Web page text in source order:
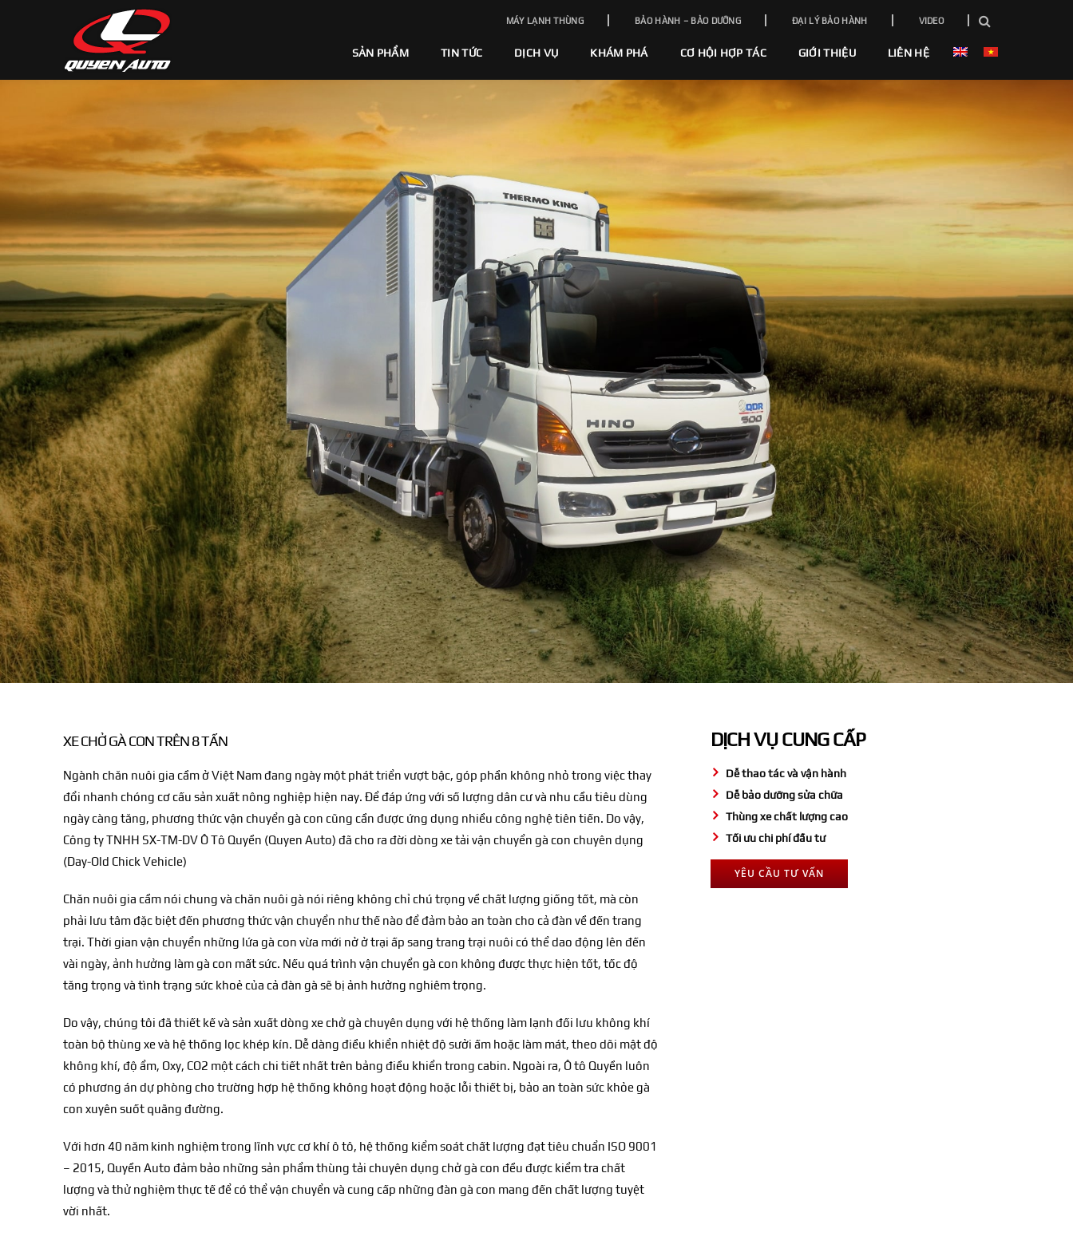
MÁY LẠNH THÙNG BẢO HÀNH – BẢO DƯỠNG ĐẠI LÝ BẢO HÀNH VIDEO
SẢN PHẨM TIN TỨC DỊCH VỤ KHÁM PHÁ CƠ HỘI HỢP TÁC GIỚI THIỆU LIÊN HỆ
XE CHỞ GÀ CON TRÊN 8 TẤN
Ngành chăn nuôi gia cầm ở Việt Nam đang ngày một phát triển vượt bậc, góp phần không nhỏ trong việc thay
đổi nhanh chóng cơ cấu sản xuất nông nghiệp hiện nay. Để đáp ứng với số lượng dân cư và nhu cầu tiêu dùng
ngày càng tăng, phương thức vận chuyển gà con cũng cần được ứng dụng nhiều công nghệ tiên tiến. Do vậy,
Công ty TNHH SX-TM-DV Ô Tô Quyền (Quyen Auto) đã cho ra đời dòng xe tải vận chuyển gà con chuyên dụng
(Day-Old Chick Vehicle)
Chăn nuôi gia cầm nói chung và chăn nuôi gà nói riêng không chỉ chú trọng về chất lượng giống tốt, mà còn
phải lưu tâm đặc biệt đến phương thức vận chuyển như thế nào để đảm bảo an toàn cho cả đàn về đến trang
trại. Thời gian vận chuyển những lứa gà con vừa mới nở ở trại ấp sang trang trại nuôi có thể dao động lên đến
vài ngày, ảnh hưởng làm gà con mất sức. Nếu quá trình vận chuyển gà con không được thực hiện tốt, tốc độ
tăng trọng và tình trạng sức khoẻ của cả đàn gà sẽ bị ảnh hưởng nghiêm trọng.
Do vậy, chúng tôi đã thiết kế và sản xuất dòng xe chở gà chuyên dụng với hệ thống làm lạnh đối lưu không khí
toàn bộ thùng xe và hệ thống lọc khép kín. Dễ dàng điều khiển nhiệt độ sưởi ấm hoặc làm mát, theo dõi mật độ
không khí, độ ẩm, Oxy, CO2 một cách chi tiết nhất trên bảng điều khiển trong cabin. Ngoài ra, Ô tô Quyền luôn
có phương án dự phòng cho trường hợp hệ thống không hoạt động hoặc lỗi thiết bị, bảo an toàn sức khỏe gà
con xuyên suốt quãng đường.
Với hơn 40 năm kinh nghiệm trong lĩnh vực cơ khí ô tô, hệ thống kiểm soát chất lượng đạt tiêu chuẩn ISO 9001
– 2015, Quyền Auto đảm bảo những sản phẩm thùng tải chuyên dụng chở gà con đều được kiểm tra chất
lượng và thử nghiệm thực tế để có thể vận chuyển và cung cấp những đàn gà con mang đến chất lượng tuyệt
vời nhất.
DỊCH VỤ CUNG CẤP
Dễ thao tác và vận hành
Dễ bảo dưỡng sửa chữa
Thùng xe chất lượng cao
Tối ưu chi phí đầu tư
YÊU CẦU TƯ VẤN